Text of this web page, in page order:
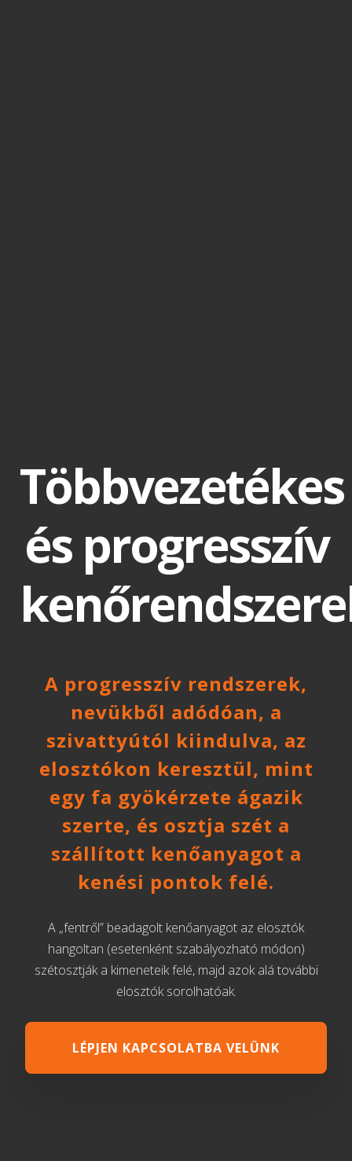
Többvezetékes
és progresszív
A progresszív rendszerek,
nevükből adódóan, a
szivattyútól kiindulva, az
elosztókon keresztül, mint
egy fa gyökérzete ágazik
szerte, és osztja szét a
szállított kenőanyagot a
kenési pontok felé.
A „fentről” beadagolt kenőanyagot az elosztók
hangoltan (esetenként szabályozható módon)
szétosztják a kimeneteik felé, majd azok alá további
elosztók sorolhatóak.
LÉPJEN KAPCSOLATBA VELÜNK